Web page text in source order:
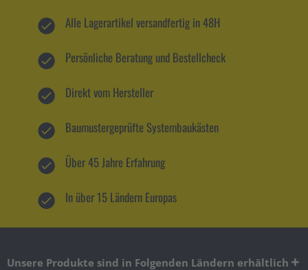
Alle Lagerartikel versandfertig in 48H
Persönliche Beratung und Bestellcheck
Direkt vom Hersteller
Baumustergeprüfte Systembaukästen
Über 45 Jahre Erfahrung
In über 15 Ländern Europas
Unsere Produkte sind in Folgenden Ländern erhältlich